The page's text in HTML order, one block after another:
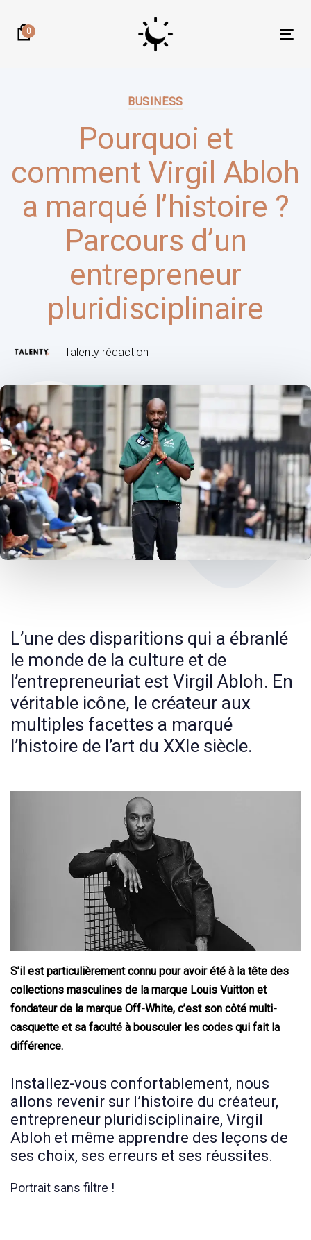
links
0
BUSINESS
Pourquoi et
comment Virgil Abloh
a marqué l’histoire ?
Parcours d’un
entrepreneur
pluridisciplinaire
Talenty rédaction
L’une des disparitions qui a ébranlé
le monde de la culture et de
l’entrepreneuriat est Virgil Abloh. En
véritable icône, le créateur aux
multiples facettes a marqué
l’histoire de l’art du XXIe siècle.
S’il est particulièrement connu pour avoir été à la tête des
collections masculines de la marque Louis Vuitton et
fondateur de la marque Off-White, c’est son côté multi-
casquette et sa faculté à bousculer les codes qui fait la
différence.
Installez-vous confortablement, nous
allons revenir sur l’histoire du créateur,
entrepreneur pluridisciplinaire, Virgil
Abloh et même apprendre des leçons de
ses choix, ses erreurs et ses réussites.
Portrait sans filtre !